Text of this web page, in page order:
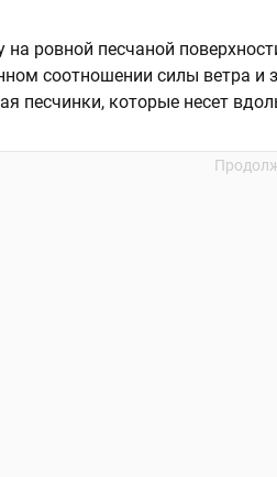
на ровной песчаной
соотношении силы ветра и
песчинки, которые несет